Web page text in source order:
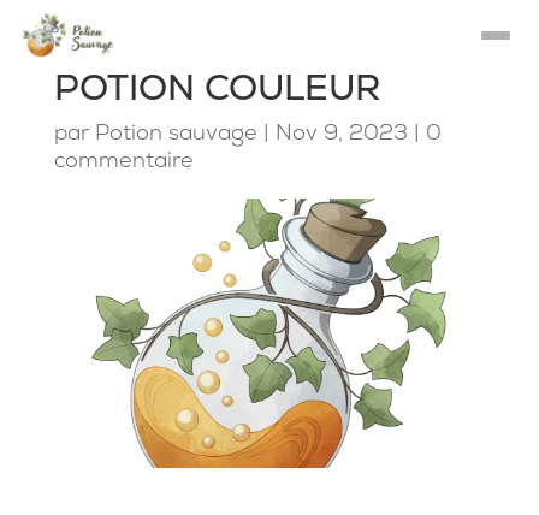
POTION COULEUR
par Potion sauvage | Nov 9, 2023 | 0
commentaire